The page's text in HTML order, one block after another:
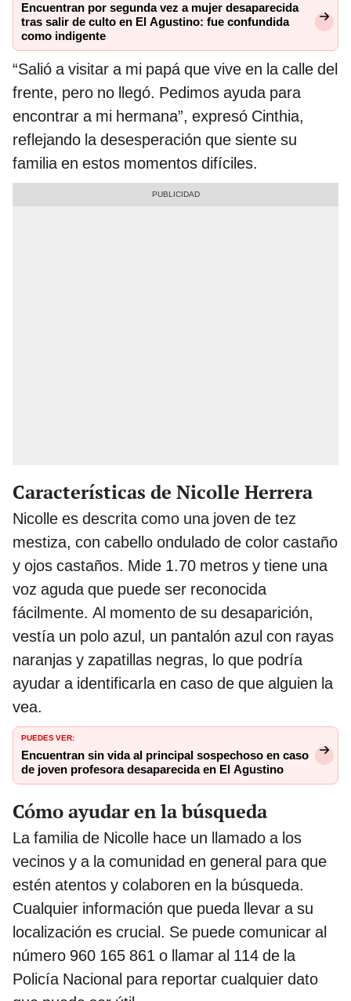
Encuentran por segunda vez a mujer desaparecida
tras salir de culto en El Agustino: fue confundida
como indigente
“Salió a visitar a mi papá que vive en la calle del
frente, pero no llegó. Pedimos ayuda para
encontrar a mi hermana”, expresó Cinthia,
reflejando la desesperación que siente su
familia en estos momentos difíciles.
Características de Nicolle Herrera
Nicolle es descrita como una joven de tez
mestiza, con cabello ondulado de color castaño
y ojos castaños. Mide 1.70 metros y tiene una
voz aguda que puede ser reconocida
fácilmente. Al momento de su desaparición,
vestía un polo azul, un pantalón azul con rayas
naranjas y zapatillas negras, lo que podría
ayudar a identificarla en caso de que alguien la
vea.
PUEDES VER:
Encuentran sin vida al principal sospechoso en caso
de joven profesora desaparecida en El Agustino
Cómo ayudar en la búsqueda
La familia de Nicolle hace un llamado a los
vecinos y a la comunidad en general para que
estén atentos y colaboren en la búsqueda.
Cualquier información que pueda llevar a su
localización es crucial. Se puede comunicar al
número 960 165 861 o llamar al 114 de la
Policía Nacional para reportar cualquier dato